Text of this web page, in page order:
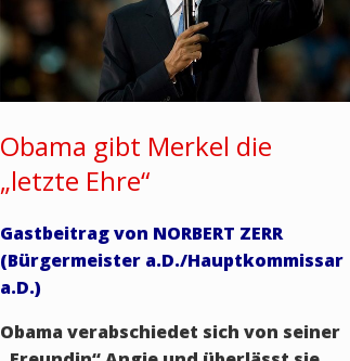
Obama gibt Merkel die
„letzte Ehre“
Gastbeitrag von NORBERT ZERR
(Bürgermeister a.D./Hauptkommissar
a.D.)
Obama verabschiedet sich von seiner